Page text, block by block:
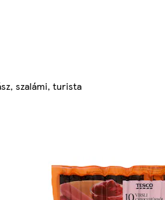
szalámi, turista